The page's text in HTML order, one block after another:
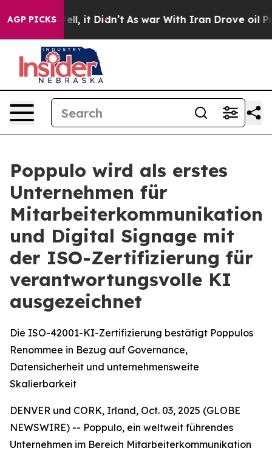
AGP PICKSWell, it Didn’t As war With Iran Drove oil
Poppulo wird als erstes
Unternehmen für
Mitarbeiterkommunikation
und Digital Signage mit
der ISO-Zertifizierung für
verantwortungsvolle KI
ausgezeichnet
Die ISO-42001-KI-Zertifizierung bestätigt Poppulos
Renommee in Bezug auf Governance,
Datensicherheit und unternehmensweite
Skalierbarkeit
DENVER und CORK, Irland, Oct. 03, 2025 (GLOBE
NEWSWIRE) -- Poppulo, ein weltweit führendes
Unternehmen im Bereich Mitarbeiterkommunikation